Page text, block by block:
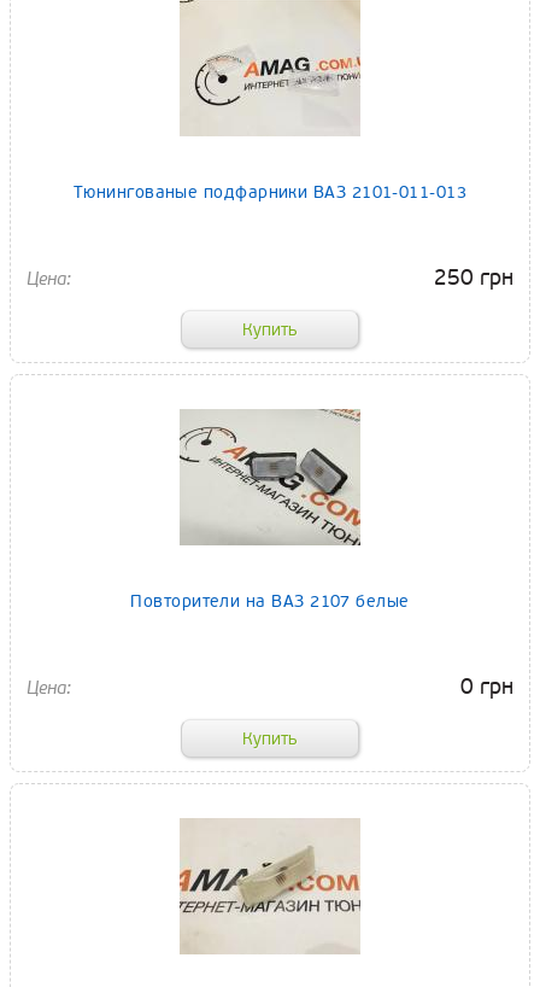
Тюнингованые подфарники ВАЗ 2101-011-013
250 грн
Повторители на ВАЗ 2107 белые
0 грн